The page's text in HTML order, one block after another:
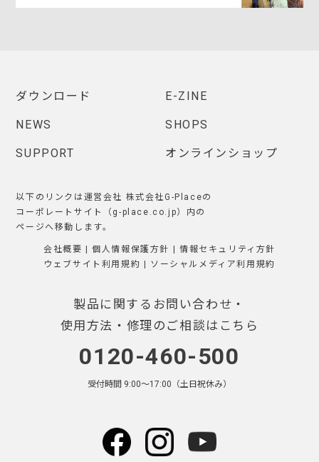
ダウンロード E-ZINE
NEWS SHOPS
SUPPORT オンラインショップ
以下のリンクは運営会社 株式会社G-Placeの
コーポレートサイト（g-place.co.jp）内の
ページへ移動します。
会社概要 |個人情報保護方針 | 情報セキュリティ方針
ウェブサイト利用規約 | ソーシャルメディア利用規約
製品に関するお問い合わせ・
使用方法・修理のご相談はこちら
0120-460-500
受付時間 9:00〜17:00（土日祝休み）